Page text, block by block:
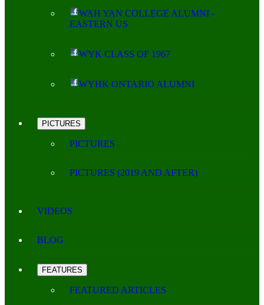
WAH YAN COLLEGE ALUMNI -
EASTERN US
WYK CLASS OF 1967
WYHK ONTARIO ALUMNI
PICTURES
PICTURES
PICTURES (2019 AND AFTER)
VIDEOS
BLOG
FEATURES
FEATURED ARTICLES